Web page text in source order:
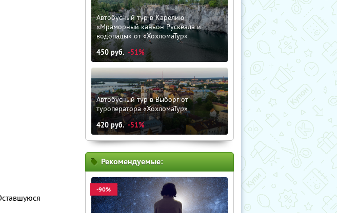
Автобусный тур в Карелию
«Мраморный каньон Рускеала и
водопады» от «ХохломаТур»
450руб. -51%
Автобусный тур в Выборг от
туроператора «ХохломаТур»
420руб. -51%
Рекомендуемые:
-90%